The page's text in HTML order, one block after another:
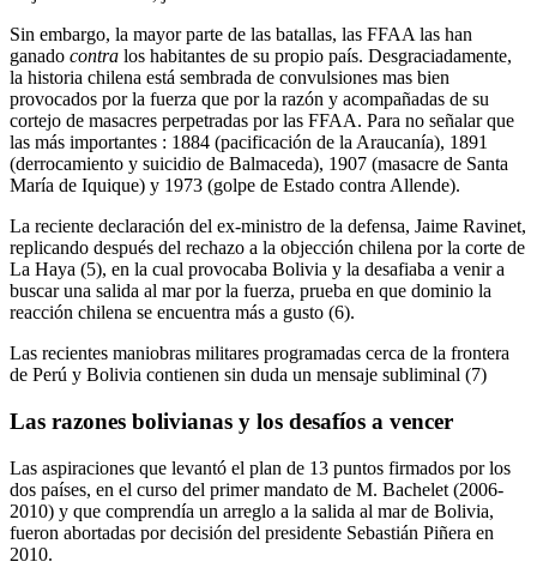
Sin embargo, la mayor parte de las batallas, las FFAA las han
ganado contra los habitantes de su propio país. Desgraciadamente,
la historia chilena está sembrada de convulsiones mas bien
provocados por la fuerza que por la razón y acompañadas de su
cortejo de masacres perpetradas por las FFAA. Para no señalar que
las más importantes : 1884 (pacificación de la Araucanía), 1891
(derrocamiento y suicidio de Balmaceda), 1907 (masacre de Santa
María de Iquique) y 1973 (golpe de Estado contra Allende).
La reciente declaración del ex-ministro de la defensa, Jaime Ravinet,
replicando después del rechazo a la objección chilena por la corte de
La Haya (5), en la cual provocaba Bolivia y la desafiaba a venir a
buscar una salida al mar por la fuerza, prueba en que dominio la
reacción chilena se encuentra más a gusto (6).
Las recientes maniobras militares programadas cerca de la frontera
de Perú y Bolivia contienen sin duda un mensaje subliminal (7)
Las razones bolivianas y los desafíos a vencer
Las aspiraciones que levantó el plan de 13 puntos firmados por los
dos países, en el curso del primer mandato de M. Bachelet (2006-
2010) y que comprendía un arreglo a la salida al mar de Bolivia,
fueron abortadas por decisión del presidente Sebastián Piñera en
2010.